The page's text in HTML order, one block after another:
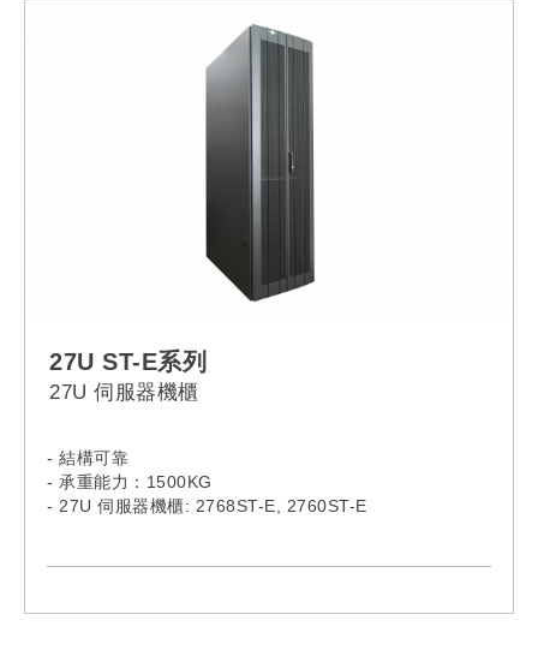
27U ST-E系列
27U 伺服器機櫃
- 結構可靠
- 承重能力：1500KG
- 27U 伺服器機櫃: 2768ST-E, 2760ST-E